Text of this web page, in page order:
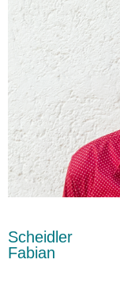
Scheidler
Fabian